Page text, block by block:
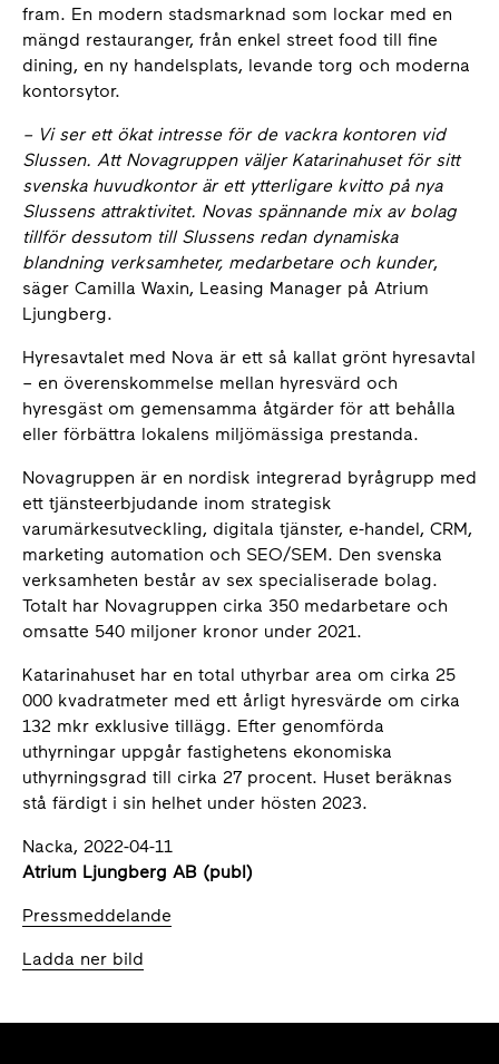
fram. En modern stadsmarknad som lockar med en
mängd restauranger, från enkel street food till fine
dining, en ny handelsplats, levande torg och moderna
kontorsytor.
– Vi ser ett ökat intresse för de vackra kontoren vid
Slussen. Att Novagruppen väljer Katarinahuset för sitt
svenska huvudkontor är ett ytterligare kvitto på nya
Slussens attraktivitet. Novas spännande mix av bolag
tillför dessutom till Slussens redan dynamiska
blandning verksamheter, medarbetare och kunder,
säger Camilla Waxin, Leasing Manager på Atrium
Ljungberg.
Hyresavtalet med Nova är ett så kallat grönt hyresavtal
– en överenskommelse mellan hyresvärd och
hyresgäst om gemensamma åtgärder för att behålla
eller förbättra lokalens miljömässiga prestanda.
Novagruppen är en nordisk integrerad byrågrupp med
ett tjänsteerbjudande inom strategisk
varumärkesutveckling, digitala tjänster, e-handel, CRM,
marketing automation och SEO/SEM. Den svenska
verksamheten består av sex specialiserade bolag.
Totalt har Novagruppen cirka 350 medarbetare och
omsatte 540 miljoner kronor under 2021.
Katarinahuset har en total uthyrbar area om cirka 25
000 kvadratmeter med ett årligt hyresvärde om cirka
132 mkr exklusive tillägg. Efter genomförda
uthyrningar uppgår fastighetens ekonomiska
uthyrningsgrad till cirka 27 procent. Huset beräknas
stå färdigt i sin helhet under hösten 2023.
Nacka, 2022-04-11
Atrium Ljungberg AB (publ)
Pressmeddelande
Ladda ner bild